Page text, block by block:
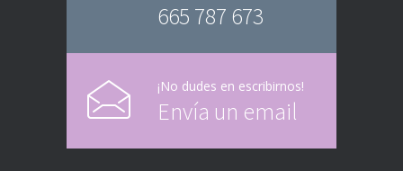
665 787 673
¡No dudes en escribirnos!
Envía un email